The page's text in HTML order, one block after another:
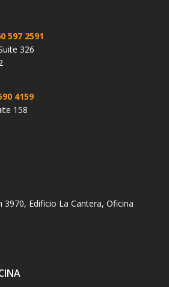
597 2591
326
4159
158
Edificio La Cantera, Oficina